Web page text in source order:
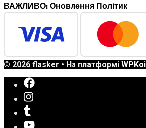
ВАЖЛИВО: Оновлення Політик
© 2026 flasker • На платформі WPKoi